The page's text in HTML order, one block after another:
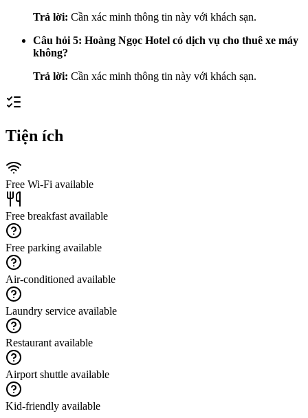
Trả lời: Cần xác minh thông tin này với khách sạn.
Câu hỏi 5: Hoàng Ngọc Hotel có dịch vụ cho thuê xe máy
không?
Trả lời: Cần xác minh thông tin này với khách sạn.
Tiện ích
Free Wi-Fi available
Free breakfast available
Free parking available
Air-conditioned available
Laundry service available
Restaurant available
Airport shuttle available
Kid-friendly available